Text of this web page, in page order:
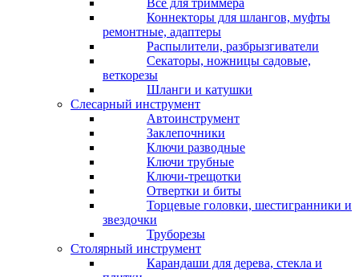
Коннекторы для шлангов, муфты
ремонтные, адаптеры
Распылители, разбрызгиватели
Секаторы, ножницы садовые,
веткорезы
Шланги и катушки
Слесарный инструмент
Автоинструмент
Заклепочники
Ключи разводные
Ключи трубные
Ключи-трещотки
Отвертки и биты
Торцевые головки, шестигранники и
звездочки
Труборезы
Столярный инструмент
Карандаши для дерева, стекла и